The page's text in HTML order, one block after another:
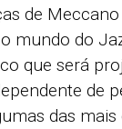
de
mundo do
que será
de
das